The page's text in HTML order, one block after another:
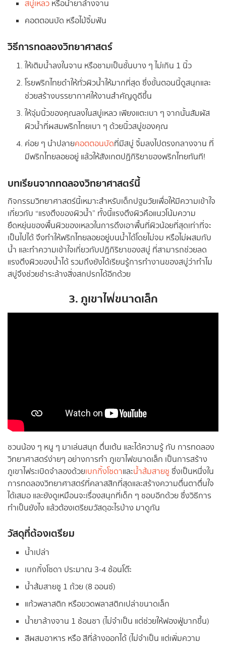
สบู่เหลว หรือน้ำยาล้างจาน
คอตตอนบัด หรือไม้จิ้มฟัน
วิธีการทดลองวิทยาศาสตร์
ให้เติมน้ำลงในจาน หรือชามเป็นชั้นบาง ๆ ไม่เกิน 1 นิ้ว
โรยพริกไทยดำให้ทั่วผิวน้ำให้มากที่สุด ซึ่งขั้นตอนนี้ดูสนุกและ
ช่วยสร้างบรรยากาศให้งานสำคัญดูดีขึ้น
ให้จุ่มนิ้วของคุณลงในสบู่เหลว เพียงแตะเบา ๆ จากนั้นสัมผัส
ผิวน้ำที่ผสมพริกไทยเบา ๆ ด้วยนิ้วสบู่ของคุณ
ค่อย ๆ นำปลายคอตตอนบัดที่มีสบู่ จิ้มลงไปตรงกลางจาน ที่
มีพริกไทยลอยอยู่ แล้วให้สังเกตปฏิกิริยาของพริกไทยทันที!
บทเรียนจากทดลองวิทยาศาสตร์นี้
กิจกรรมวิทยาศาสตร์นี้เหมาะสำหรับเด็กปฐมวัยเพื่อให้มีความเข้าใจ
เกี่ยวกับ “แรงตึงของผิวน้ำ” ทั้งนี้แรงตึงผิวคือแนวโน้มความ
ยืดหยุ่นของพื้นผิวของเหลวในการดึงเอาพื้นที่ผิวน้อยที่สุดเท่าที่จะ
เป็นไปได้ จึงทำให้พริกไทยลอยอยู่บนน้ำได้โดยไม่จม หรือไม่ผสมกับ
น้ำ และทำความเข้าใจเกี่ยวกับปฏิกิริยาของสบู่ ที่สามารถช่วยลด
แรงตึงผิวของน้ำได้ รวมถึงยังได้เรียนรู้การทำงานของสบู่ว่าทำไม
สบู่จึงช่วยชำระล้างสิ่งสกปรกได้อีกด้วย
3. ภูเขาไฟขนาดเล็ก
ชวนน้อง ๆ หนู ๆ มาเล่นสนุก ตื่นเต้น และได้ความรู้ กับ การทดลอง
วิทยาศาสตร์ง่ายๆ อย่างการทำ ภูเขาไฟขนาดเล็ก เป็นการสร้าง
ภูเขาไฟระเบิดจำลองด้วยเบกกิ้งโซดาและน้ำส้มสายชู ซึ่งเป็นหนึ่งใน
การทดลองวิทยาศาสตร์ที่คลาสสิกที่สุดและสร้างความตื่นตาตื่นใจ
ได้เสมอ และยังดูเหมือนจะเรื่องสนุกที่เด็ก ๆ ชอบอีกด้วย ซึ่งวิธีการ
ทำเป็นยังไง แล้วต้องเตรียมวัสดุอะไรบ้าง มาดูกัน
วัสดุที่ต้องเตรียม
น้ำเปล่า
เบกกิ้งโซดา ประมาณ 3-4 ช้อนโต๊ะ
น้ำส้มสายชู 1 ถ้วย (8 ออนซ์)
แก้วพลาสติก หรือขวดพลาสติกเปล่าขนาดเล็ก
น้ำยาล้างจาน 1 ช้อนชา (ไม่จำเป็น แต่ช่วยให้ฟองฟู่มากขึ้น)
สีผสมอาหาร หรือ สีที่ล้างออกได้ (ไม่จำเป็น แต่เพิ่มความ